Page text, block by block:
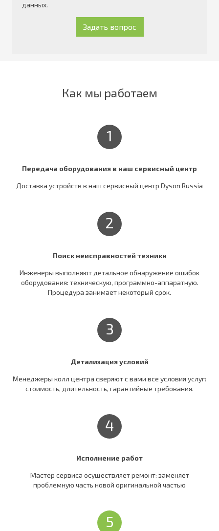
данных.
Задать вопрос
Как мы работаем
1
Передача оборудования в наш сервисный центр
Доставка устройств в наш сервисный центр Dyson Russia
2
Поиск неисправностей техники
Инженеры выполняют детальное обнаружение ошибок
оборудования: техническую, программно-аппаратную.
Процедура занимает некоторый срок.
3
Детализация условий
Менеджеры колл центра сверяют c вами все условия услуг:
стоимость, длительность, гарантийные требования.
4
Исполнение работ
Мастер сервиса осуществляет ремонт: заменяет
проблемную часть новой оригинальной частью
5